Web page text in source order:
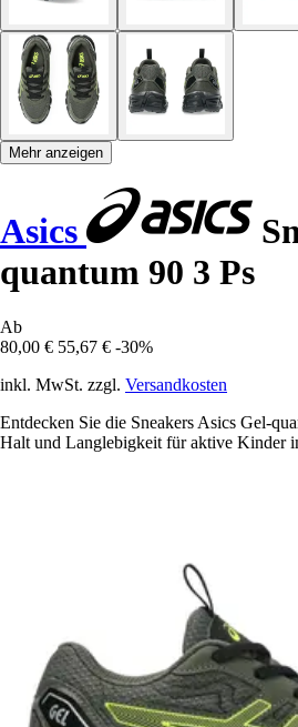
Mehr anzeigen
Asics
quantum 90 3 Ps
Ab
80,00 € 55,67 € -30%
inkl. MwSt. zzgl. Versandkosten
Entdecken Sie die Sneakers Asics Gel-
Halt und Langlebigkeit für aktive Kinder